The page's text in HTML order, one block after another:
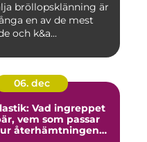
bröllopsklänning är
en av de mest
och k&a...
06. dec
Vad ingreppet
vem som passar
återhämtningen